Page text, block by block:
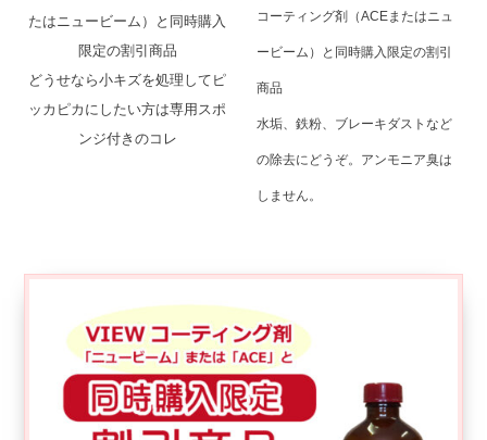
たはニュービーム）と同時購入
限定の割引商品
どうせなら小キズを処理してピ
ッカピカにしたい方は専用スポ
ンジ付きのコレ
コーティング剤（ACEまたはニュ
ービーム）と同時購入限定の割引
商品
水垢、鉄粉、ブレーキダストなど
の除去にどうぞ。アンモニア臭は
しません。